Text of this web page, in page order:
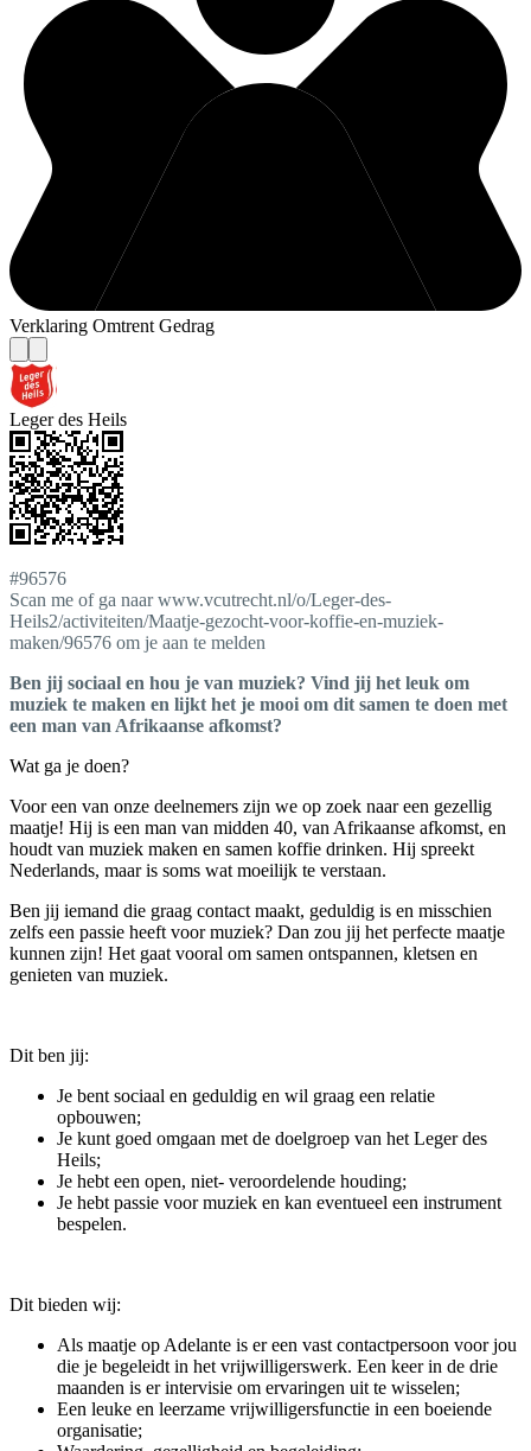
Verklaring Omtrent Gedrag
Leger des Heils
#96576
Scan me of ga naar www.vcutrecht.nl/o/Leger-des-
Heils2/activiteiten/Maatje-gezocht-voor-koffie-en-muziek-
maken/96576 om je aan te melden
Ben jij sociaal en hou je van muziek? Vind jij het leuk om
muziek te maken en lijkt het je mooi om dit samen te doen met
een man van Afrikaanse afkomst?
Wat ga je doen?
Voor een van onze deelnemers zijn we op zoek naar een gezellig
maatje! Hij is een man van midden 40, van Afrikaanse afkomst, en
houdt van muziek maken en samen koffie drinken. Hij spreekt
Nederlands, maar is soms wat moeilijk te verstaan.
Ben jij iemand die graag contact maakt, geduldig is en misschien
zelfs een passie heeft voor muziek? Dan zou jij het perfecte maatje
kunnen zijn! Het gaat vooral om samen ontspannen, kletsen en
genieten van muziek.
Dit ben jij:
Je bent sociaal en geduldig en wil graag een relatie
opbouwen;
Je kunt goed omgaan met de doelgroep van het Leger des
Heils;
Je hebt een open, niet- veroordelende houding;
Je hebt passie voor muziek en kan eventueel een instrument
bespelen.
Dit bieden wij:
Als maatje op Adelante is er een vast contactpersoon voor jou
die je begeleidt in het vrijwilligerswerk. Een keer in de drie
maanden is er intervisie om ervaringen uit te wisselen;
Een leuke en leerzame vrijwilligersfunctie in een boeiende
organisatie;